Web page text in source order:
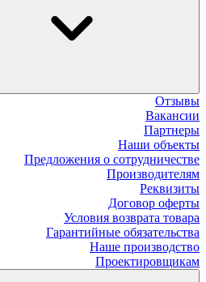
Отзывы
Вакансии
Партнеры
Наши объекты
Предложения о сотрудничестве
Производителям
Реквизиты
Договор оферты
Условия возврата товара
Гарантийные обязательства
Наше производство
Проектировщикам